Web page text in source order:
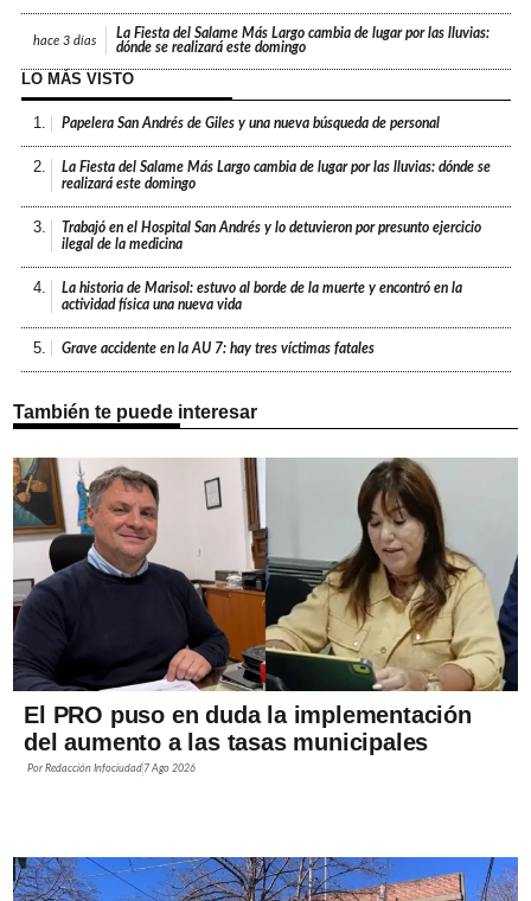
hace 3 días
La Fiesta del Salame Más Largo cambia de lugar por las lluvias:
dónde se realizará este domingo
LO MÁS VISTO
1. Papelera San Andrés de Giles y una nueva búsqueda de personal
2.
La Fiesta del Salame Más Largo cambia de lugar por las lluvias: dónde se
realizará este domingo
3.
Trabajó en el Hospital San Andrés y lo detuvieron por presunto ejercicio
ilegal de la medicina
4.
La historia de Marisol: estuvo al borde de la muerte y encontró en la
actividad física una nueva vida
5. Grave accidente en la AU 7: hay tres víctimas fatales
También te puede interesar
El PRO puso en duda la implementación
del aumento a las tasas municipales
PorRedacción Infociudad 7 Ago 2026